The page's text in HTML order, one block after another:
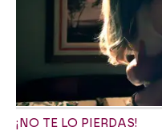
¡NO TE LO PIERDAS!